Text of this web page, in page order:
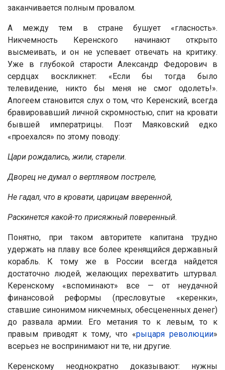
заканчивается полным провалом.
А между тем в стране бушует «гласность».
Никчемность Керенского начинают открыто
высмеивать, и он не успевает отвечать на критику.
Уже в глубокой старости Александр Федорович в
сердцах воскликнет: «Если бы тогда было
телевидение, никто бы меня не смог одолеть!».
Апогеем становится слух о том, что Керенский, всегда
бравировавший личной скромностью, спит на кровати
бывшей императрицы. Поэт Маяковский едко
«проехался» по этому поводу:
Цари рождались, жили, старели.
Дворец не думал о вертлявом постреле,
Не гадал, что в кровати, царицам вверенной,
Раскинется какой-то присяжный поверенный.
Понятно, при таком авторитете капитана трудно
удержать на плаву все более кренящийся державный
корабль. К тому же в России всегда найдется
достаточно людей, желающих перехватить штурвал.
Керенскому «вспоминают» все — от неудачной
финансовой реформы (пресловутые «керенки»,
ставшие синонимом никчемных, обесцененных денег)
до развала армии. Его метания то к левым, то к
правым приводят к тому, что «рыцаря революции»
всерьез не воспринимают ни те, ни другие.
Керенскому неоднократно доказывают: нужны